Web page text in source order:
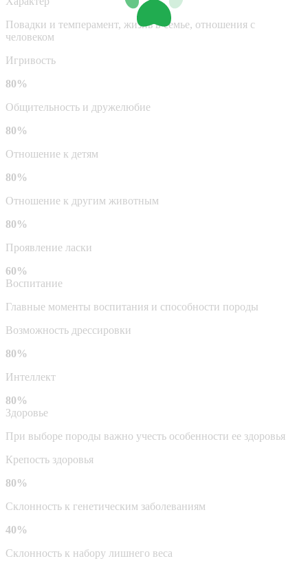
Повадки и темперамент, жизнь в семье, отношения с
человеком
Игривость
80%
Общительность и дружелюбие
80%
Отношение к детям
80%
Отношение к другим животным
80%
Проявление ласки
60%
Воспитание
Главные моменты воспитания и способности породы
Возможность дрессировки
80%
Интеллект
80%
Здоровье
При выборе породы важно учесть особенности ее здоровья
Крепость здоровья
80%
Склонность к генетическим заболеваниям
40%
Склонность к набору лишнего веса